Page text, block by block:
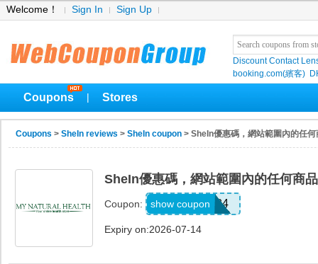
Welcome！ Sign In Sign Up
Discount Contact
booking.com(繽客)
Coupons Stores
Coupons > SheIn reviews > SheIn coupon > SheIn優惠碼，網站範圍內的任
SheIn優惠碼，網站範圍內的任何商
Coupon: G8J2584
show coupon
Expiry on:2026-07-14